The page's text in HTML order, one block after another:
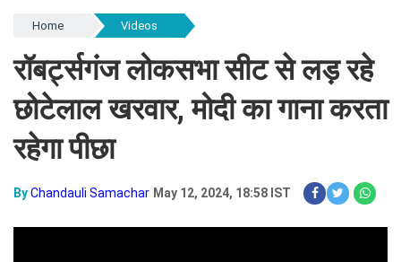
Home Videos
रॉबर्ट्सगंज लोकसभा सीट से लड़ रहे
छोटेलाल खरवार, मोदी का गाना करता
रहेगा पीछा
ByChandauli Samachar May 12, 2024, 18:58 IST